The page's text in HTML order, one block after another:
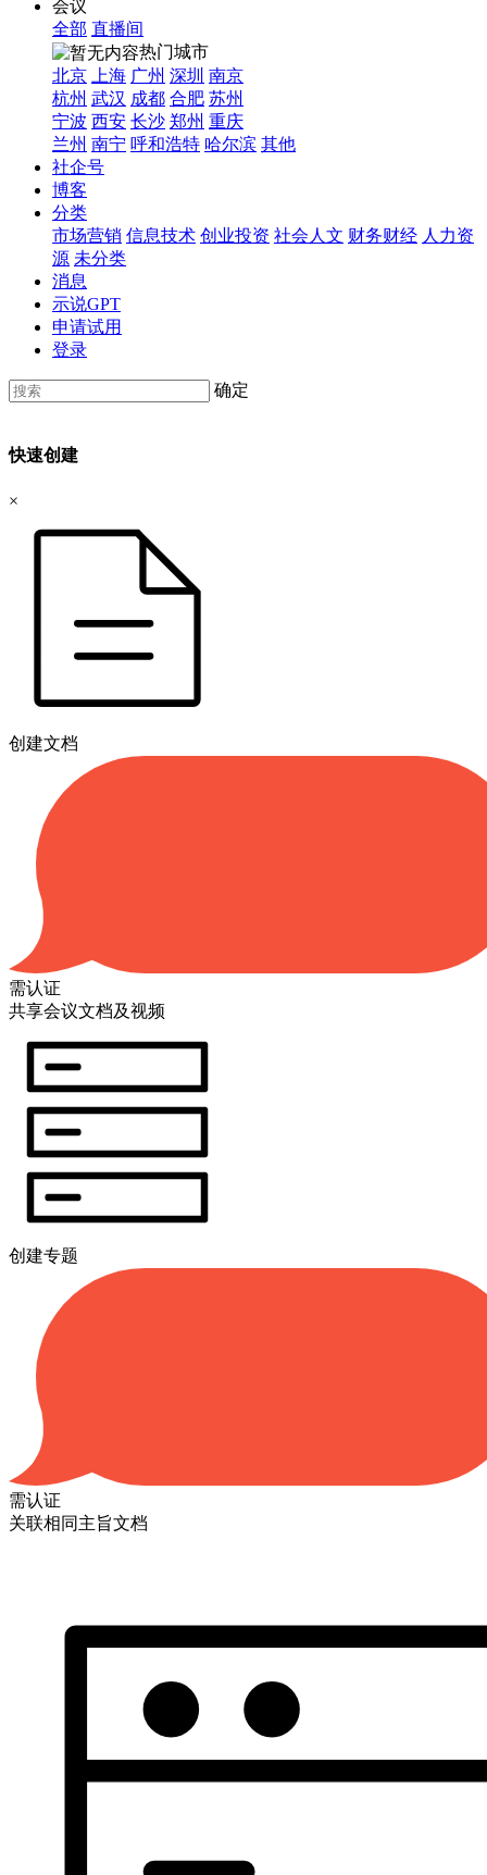
会议
全部 直播间
热门城市
北京
上海 广州 深圳 南京
杭州 武汉 成都 合肥 苏州
宁波 西安 长沙 郑州 重庆
兰州 南宁 呼和浩特 哈尔滨 其他
社企号
博客
分类
市场营销 信息技术 创业投资 社会人文 财务财经 人力资
源 未分类
消息
示说GPT
申请试用
登录
确定
快速创建
×
创建文档
需认证
共享会议文档及视频
创建专题
需认证
关联相同主旨文档